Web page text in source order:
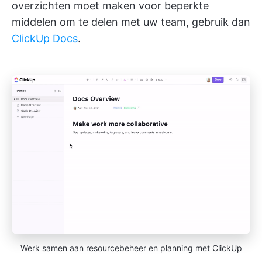
overzichten moet maken voor beperkte
middelen om te delen met uw team, gebruik dan
ClickUp Docs.
Werk samen aan resourcebeheer en planning met ClickUp